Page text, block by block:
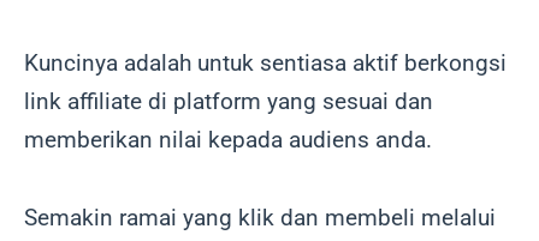
Kuncinya adalah untuk sentiasa aktif berkongsi
link affiliate di platform yang sesuai dan
memberikan nilai kepada audiens anda.
Semakin ramai yang klik dan membeli melalui